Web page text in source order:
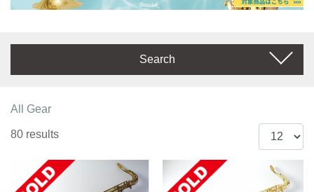
Search
All Gear
80 results